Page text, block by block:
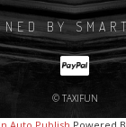
BY
© TAXIFUN